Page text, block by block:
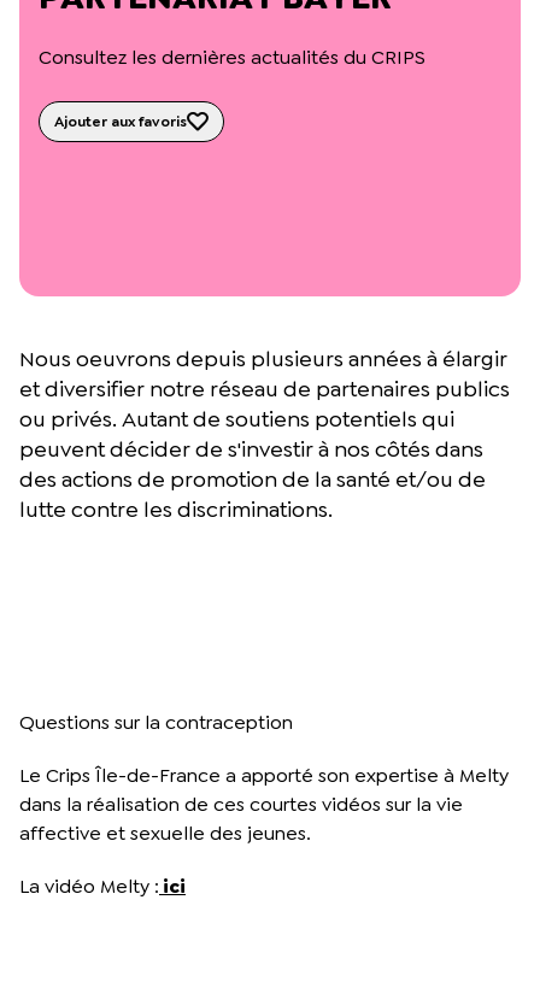
Podcast 🎙️
L’équipe du Crips
Rapports d’activité et financiers
Projets réalisés avec nos partenaires
Consultez les dernières actualités du CRIPS
Ajouter aux favoris
Nous oeuvrons depuis plusieurs années à élargir
et diversifier notre réseau de partenaires publics
ou privés. Autant de soutiens potentiels qui
peuvent décider de s'investir à nos côtés dans
des actions de promotion de la santé et/ou de
lutte contre les discriminations.
Questions sur la contraception
Le Crips Île-de-France a apporté son expertise à Melty
dans la réalisation de ces courtes vidéos sur la vie
affective et sexuelle des jeunes.
La vidéo Melty : ici